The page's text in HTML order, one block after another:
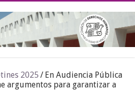
2025 / En Audiencia Pública
argumentos para garantizar a